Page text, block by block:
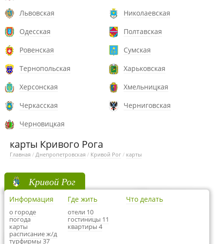
Львовская
Николаевская
Одесская
Полтавская
Ровенская
Сумская
Тернопольская
Харьковская
Херсонская
Хмельницкая
Черкасская
Черниговская
Черновицкая
карты Кривого Рога
Главная / Днепропетровская / Кривой Рог / карты
Кривой Рог
Информация
о городе
погода
карты
расписание ж/д
турфирмы 37
Где жить
отели 10
гостиницы 11
квартиры 4
Что делать